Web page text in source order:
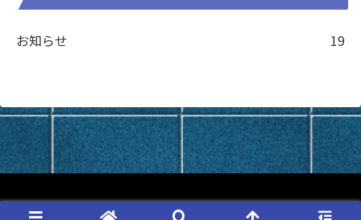
お知らせ 19